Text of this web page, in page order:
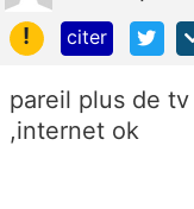
!
citer
pareil plus de
,internet ok